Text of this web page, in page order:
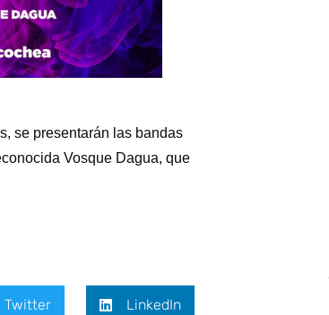
se presentarán las bandas
Vosque Dagua, que
Twitter LinkedIn